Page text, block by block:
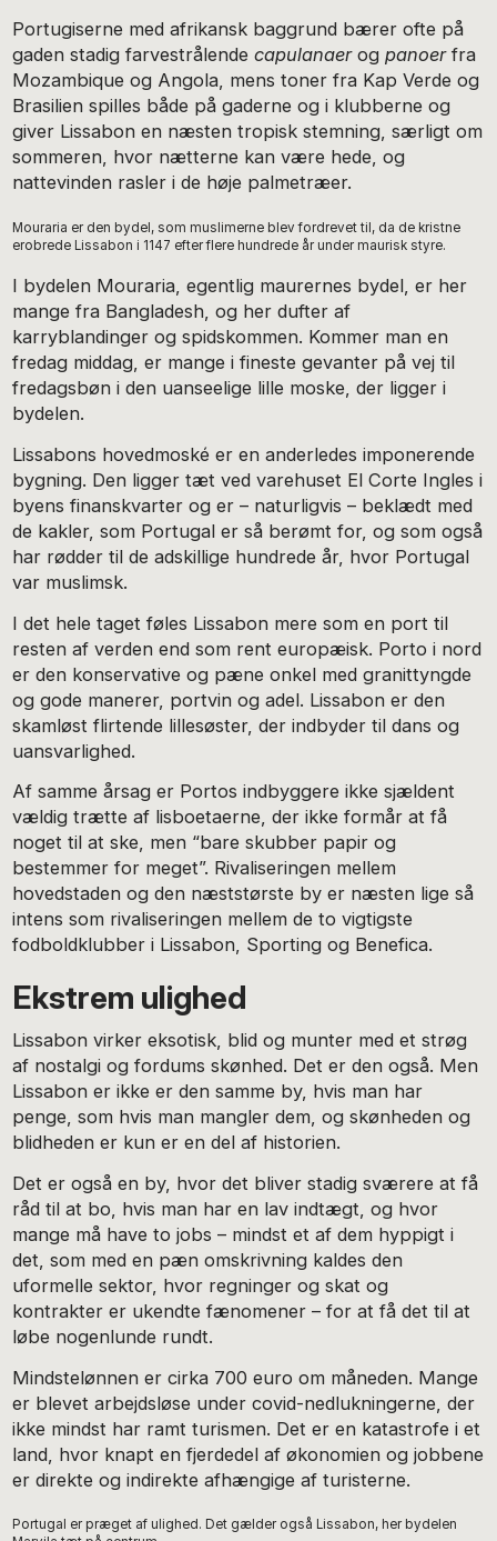
Portugiserne med afrikansk baggrund bærer ofte på
gaden stadig farvestrålendecapulanaerogpanoerfra
Mozambique og Angola, mens toner fra Kap Verde og
Brasilien spilles både på gaderne og i klubberne og
giver Lissabon en næsten tropisk stemning, særligt om
sommeren, hvor nætterne kan være hede, og
nattevinden rasler i de høje palmetræer.
Mouraria er den bydel, som muslimerne blev fordrevet til, da de kristne
erobrede Lissabon i 1147 efter flere hundrede år under maurisk styre.
I bydelen Mouraria, egentlig maurernes bydel, er her
mange fra Bangladesh, og her dufter af
karryblandinger og spidskommen. Kommer man en
fredag middag, er mange i fineste gevanter på vej til
fredagsbøn i den uanseelige lille moske, der ligger i
bydelen.
Lissabons hovedmoské er en anderledes imponerende
bygning. Den ligger tæt ved varehuset El Corte Ingles i
byens finanskvarter og er – naturligvis – beklædt med
de kakler, som Portugal er så berømt for, og som også
har rødder til de adskillige hundrede år, hvor Portugal
var muslimsk.
I det hele taget føles Lissabon mere som en port til
resten af verden end som rent europæisk. Porto i nord
er den konservative og pæne onkel med granittyngde
og gode manerer, portvin og adel. Lissabon er den
skamløst flirtende lillesøster, der indbyder til dans og
uansvarlighed.
Af samme årsag er Portos indbyggere ikke sjældent
vældig trætte af lisboetaerne, der ikke formår at få
noget til at ske, men “bare skubber papir og
bestemmer for meget”. Rivaliseringen mellem
hovedstaden og den næststørste by er næsten lige så
intens som rivaliseringen mellem de to vigtigste
fodboldklubber i Lissabon, Sporting og Benefica.
Ekstrem ulighed
Lissabon virker eksotisk, blid og munter med et strøg
af nostalgi og fordums skønhed. Det er den også. Men
Lissabon er ikke er den samme by, hvis man har
penge, som hvis man mangler dem, og skønheden og
blidheden er kun er en del af historien.
Det er også en by, hvor det bliver stadig sværere at få
råd til at bo, hvis man har en lav indtægt, og hvor
mange må have to jobs – mindst et af dem hyppigt i
det, som med en pæn omskrivning kaldes den
uformelle sektor, hvor regninger og skat og
kontrakter er ukendte fænomener – for at få det til at
løbe nogenlunde rundt.
Mindstelønnen er cirka 700 euro om måneden. Mange
er blevet arbejdsløse under covid-nedlukningerne, der
ikke mindst har ramt turismen. Det er en katastrofe i et
land, hvor knapt en fjerdedel af økonomien og jobbene
er direkte og indirekte afhængige af turisterne.
Portugal er præget af ulighed. Det gælder også Lissabon, her bydelen